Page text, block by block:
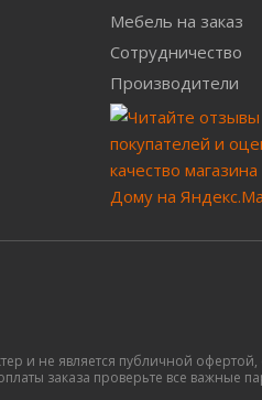
Мебель на заказ
Сотрудничество
Производители
и не является публичной
заказа проверьте все важные